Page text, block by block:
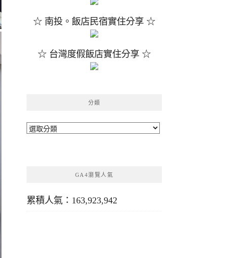
☆ 南投。飯店民宿實住分享 ☆
☆ 台灣度假飯店實住分享 ☆
分類
分
GA4瀏覽人氣
累積人氣：163,923,942